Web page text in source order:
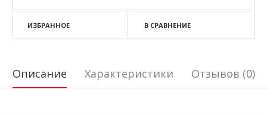
ИЗБРАННОЕ В СРАВНЕНИЕ
Описание Характеристики Отзывов (0)